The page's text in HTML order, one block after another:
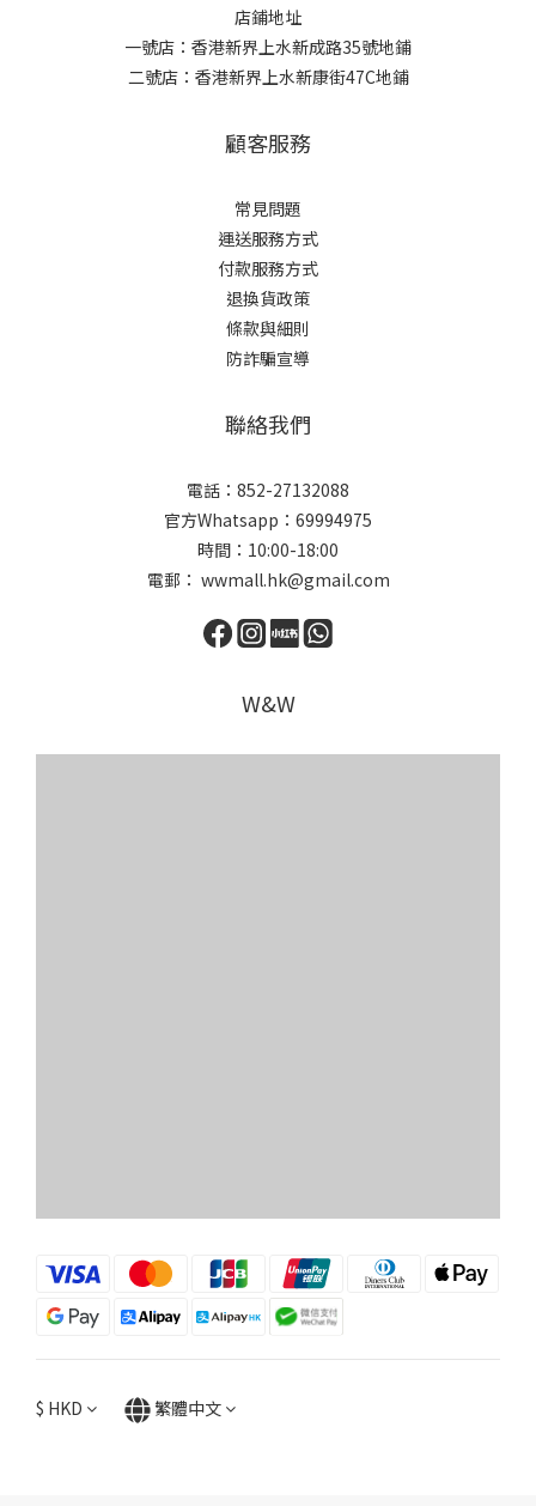
店鋪地址
一號店：香港新界上水新成路35號地鋪
二號店：香港新界上水新康街47C地鋪
顧客服務
常見問題
運送服務方式
付款服務方式
退換貨政策
條款與細則
防詐騙宣導
聯絡我們
電話：852-27132088
官方Whatsapp：69994975
時間：10:00-18:00
電郵： wwmall.hk@gmail.com
W&W
$ HKD 繁體中文